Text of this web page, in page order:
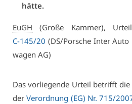
hät­te.
EuGH (Gro­ße Kam­mer),
C-145/20 (DS/​Por­sche In­ter
wa­gen AG)
Das vor­lie­gen­de Ur­teil be­trifft
derVer­ord­nung (EG) Nr. 715/